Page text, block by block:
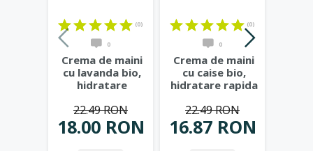
(0)
0
Crema de maini
cu lavanda bio,
hidratare
catifelata,...
18.00 RON
22.49 RON
(0)
0
Crema de maini
cu caise bio,
hidratare rapida
catifelata,...
16.87 RON
22.49 RON